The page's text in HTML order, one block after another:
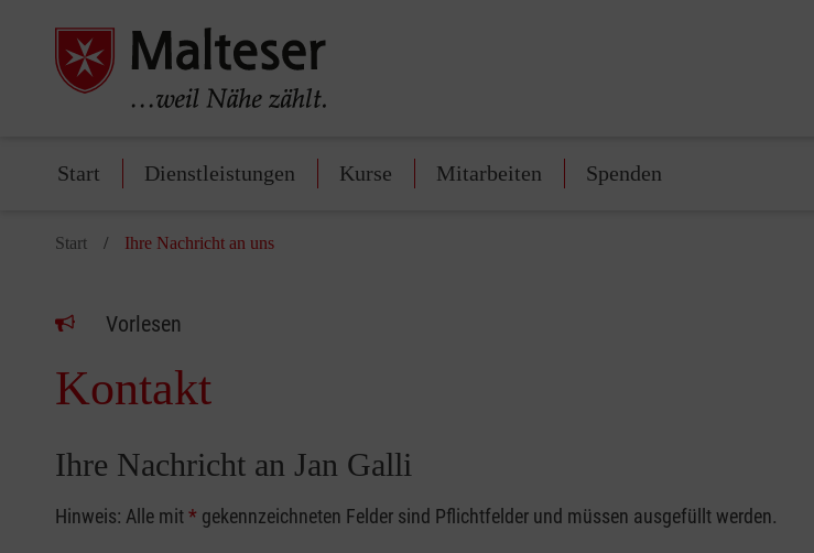
Start Dienstleistungen Kurse Mitarbeiten Spenden
Start Ihre Nachricht an uns
Vorlesen
Kontakt
Ihre Nachricht an Jan Galli
Hinweis: Alle mit* gekennzeichneten Felder sind Pflichtfelder und müssen ausgefüllt werden.